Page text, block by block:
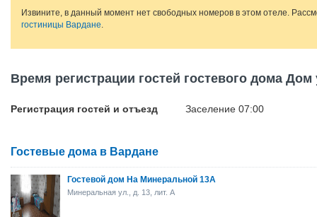
Извините, в данный момент нет свободных номеров в этом отеле.
гостиницы Вардане.
Время регистрации гостей гостевого дома
Регистрация гостей и отъезд Заселение 07:00
Гостевые дома в Вардане
Гостевой дом На Минеральной 13А
Минеральная ул., д. 13, лит. А